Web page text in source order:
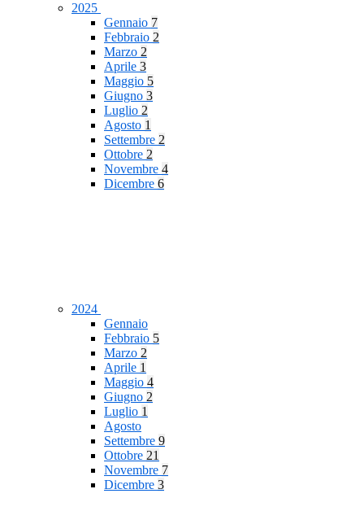
2025
Gennaio 7
Febbraio 2
Marzo 2
Aprile 3
Maggio 5
Giugno 3
Luglio 2
Agosto 1
Settembre 2
Ottobre 2
Novembre 4
Dicembre 6
2024
Gennaio
Febbraio 5
Marzo 2
Aprile 1
Maggio 4
Giugno 2
Luglio 1
Agosto
Settembre 9
Ottobre 21
Novembre 7
Dicembre 3